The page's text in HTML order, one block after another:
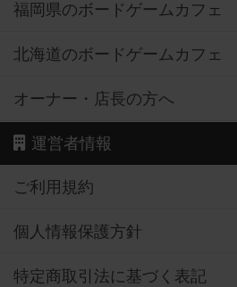
福岡県のボードゲームカフェ
北海道のボードゲームカフェ
オーナー・店長の方へ
運営者情報
ご利用規約
個人情報保護方針
特定商取引法に基づく表記